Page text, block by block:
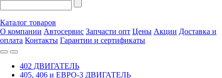
Каталог товаров
О компании Автосервис Запчасти опт Цены Акции Доставка и
оплата Контакты Гарантии и сертификаты
402 ДВИГАТЕЛЬ
405, 406 и ЕВРО-3 ДВИГАТЕЛЬ